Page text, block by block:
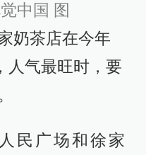
中国 图
奶茶店在今年
人气最旺时，要
。
民广场和徐家